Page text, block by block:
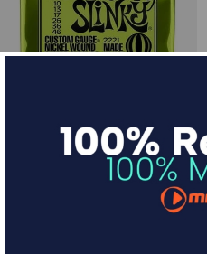
Slinky Regular 10-46